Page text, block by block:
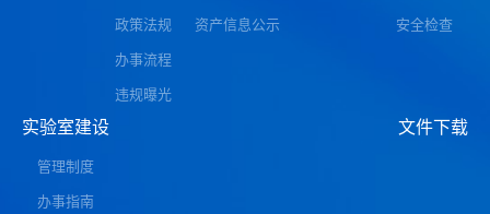
政策法规
办事流程
违规曝光
资产信息公示 安全检查
实验室建设
管理制度
办事指南
文件下载